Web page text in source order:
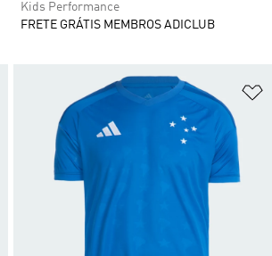
Kids Performance
FRETE GRÁTIS MEMBROS ADICLUB
Adicionar à Lista de Desejos